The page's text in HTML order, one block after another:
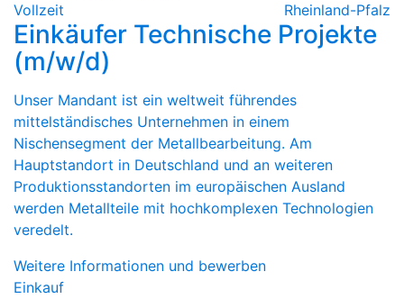
Vollzeit
Rheinland-Pfalz
Einkäufer Technische Projekte
(m/w/d)
Unser Mandant ist ein weltweit führendes
mittelständisches Unternehmen in einem
Nischensegment der Metallbearbeitung. Am
Hauptstandort in Deutschland und an weiteren
Produktionsstandorten im europäischen Ausland
werden Metallteile mit hochkomplexen Technologien
veredelt.
Weitere Informationen und bewerben
Einkauf